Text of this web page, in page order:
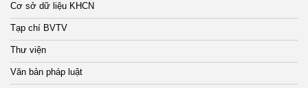
Cơ sở dữ liệu KHCN
Tạp chí BVTV
Thư viện
Văn bản pháp luật